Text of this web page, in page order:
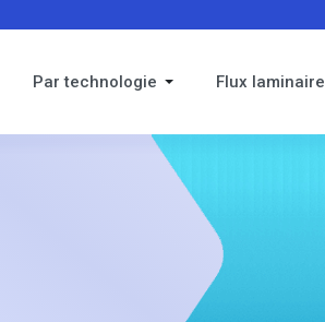
Par technologie Flux laminaire